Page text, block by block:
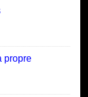
propre